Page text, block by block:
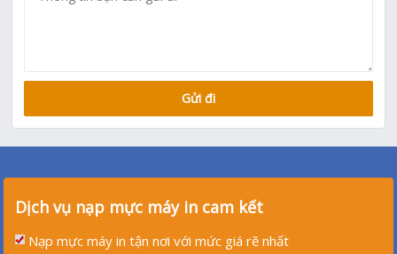
Dịch vụ nạp mực máy in cam kết
Nạp mực máy in tận nơi với mức giá rẽ nhất